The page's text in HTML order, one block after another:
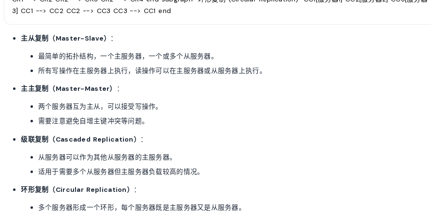
3] CC1 --> CC2 CC2 --> CC3 CC3 --> CC1 end
主从复制（Master-Slave） ：
最简单的拓扑结构，一个主服务器，一个或多个从服务器。
所有写操作在主服务器上执行，读操作可以在主服务器或从服务器上执行。
主主复制（Master-Master） ：
两个服务器互为主从，可以接受写操作。
需要注意避免自增主键冲突等问题。
级联复制（Cascaded Replication） ：
从服务器可以作为其他从服务器的主服务器。
适用于需要多个从服务器但主服务器负载较高的情况。
环形复制（Circular Replication） ：
多个服务器形成一个环形，每个服务器既是主服务器又是从服务器。